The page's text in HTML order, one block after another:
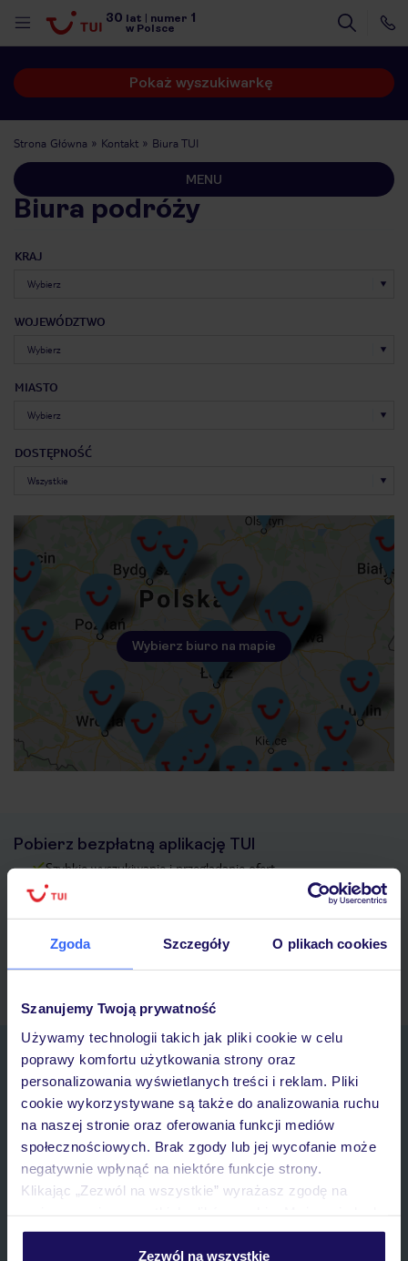
Zgoda Szczegóły O plikach cookies
Szanujemy Twoją prywatność
Używamy technologii takich jak pliki cookie w celu
poprawy komfortu użytkowania strony oraz
personalizowania wyświetlanych treści i reklam. Pliki
cookie wykorzystywane są także do analizowania ruchu
na naszej stronie oraz oferowania funkcji mediów
społecznościowych. Brak zgody lub jej wycofanie może
negatywnie wpłynąć na niektóre funkcje strony.
Klikając „Zezwól na wszystkie” wyrażasz zgodę na
personalizować swój wybór wchodząc w zakładkę
Zezwól na wszystkie
30 lat numer 1
w Polsce
Pokaż wyszukiwarkę
Strona Główna Kontakt Biura TUI
MENU
Biura podróży
KRAJ
WOJEWÓDZTWO
MIASTO
DOSTĘPNOŚĆ
Wybierz biuro na mapie
Pobierz bezpłatną aplikację TUI
Szybkie wyszukiwanie i przeglądanie ofert
Lista ulubionych ofert i możliwość ich udostępniania
myTUI
Zapisz się do newslettera
IMIĘ*
E-MAIL*
Wyrażam zgodę na przetwarzanie danych osobowych przez TUI
marketingowych, w zakresie oraz celu wskazanym w„Informacji o
przetwarzaniu danych osobowych”, poprzez elektroniczną formę